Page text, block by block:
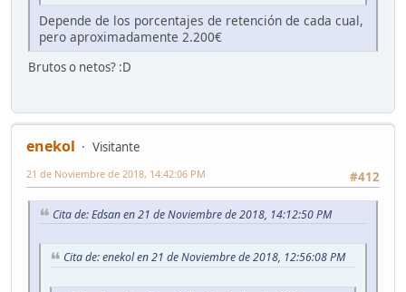
Depende de los porcentajes de retención de cada cual,
pero aproximadamente 2.200€
Brutos o netos? :D
enekol
Visitante
#412
21 de Noviembre de 2018, 14:42:06 PM
Cita de: Edsan en 21 de Noviembre de 2018, 14:12:50 PM
Cita de: enekol en 21 de Noviembre de 2018, 12:56:08 PM